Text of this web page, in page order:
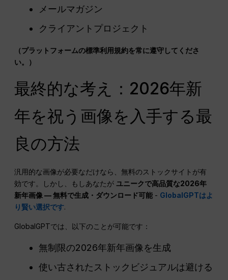
メールマガジン
クライアントプロジェクト
（プラットフォームの標準利用規約を常に遵守してくださ
い。）
最終的な考え：2026年新
年を祝う画像を入手する最
良の方法
汎用的な画像が必要なだけなら、無料のストックサイトが有
効です。しかし、もしあなたがユニークで高品質な2026年
新年画像 — 無料で生成・ダウンロード可能 - GlobalGPTはよ
り賢い選択です.
GlobalGPTでは、以下のことが可能です：
無制限の2026年新年画像を生成
使い古されたストックビジュアルは避ける